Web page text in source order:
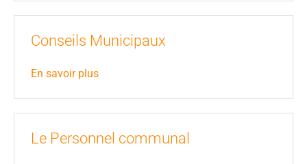
Conseils Municipaux
En savoir plus
Le Personnel communal